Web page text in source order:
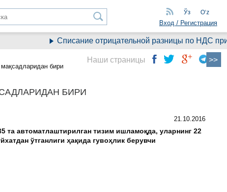
Ўз Oʻz
Вход / Регистрация
Списание отрицательной разницы по НДС при
бири
БИРИ
21.10.2016
та автоматлаштирилган тизим ишламоқда, уларнинг 22
ўтганлиги ҳақида гувоҳлик берувчи
Наши страницы